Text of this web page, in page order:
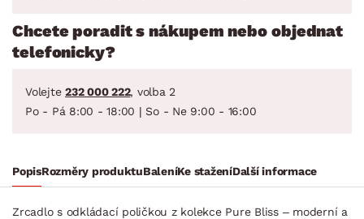
Chcete poradit s nákupem nebo objednat
telefonicky?
Volejte 232 000 222, volba 2
Po - Pá 8:00 - 18:00 | So - Ne 9:00 - 16:00
PopisRozměry produktuBaleníKe staženíDalší informace
Zrcadlo s odkládací poličkou z kolekce Pure Bliss – moderní a